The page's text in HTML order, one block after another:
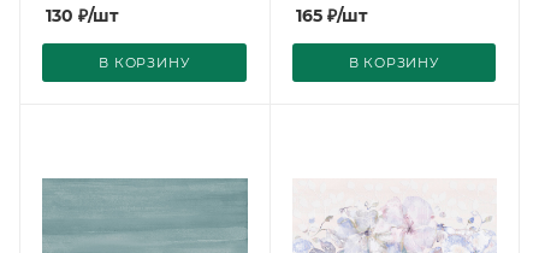
130 ₽/шт
В КОРЗИНУ
165₽/шт
В КОРЗИНУ